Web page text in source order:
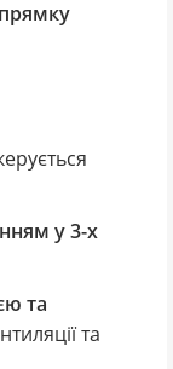
у 3-х
та
та